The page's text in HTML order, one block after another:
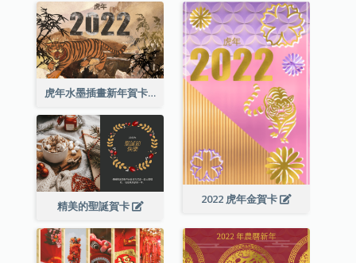
虎年水墨插畫新年賀卡
2022 虎年金賀卡
精美的聖誕賀卡